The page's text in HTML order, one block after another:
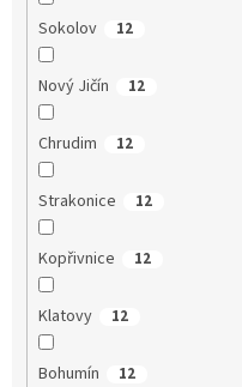
Sokolov 12
Nový Jičín 12
Chrudim 12
Strakonice 12
Kopřivnice 12
Klatovy 12
Bohumín 12